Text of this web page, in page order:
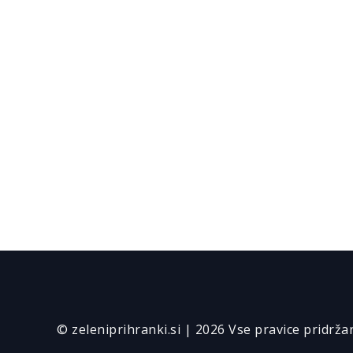
© zeleniprihranki.si | 2026 Vse pravice